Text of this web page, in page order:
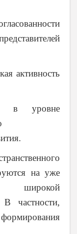
активность
в уровне
на уже
широкой
В частности,